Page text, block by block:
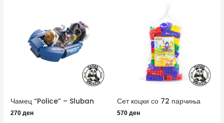
Чамец “Police” – Sluban
270ден
Сет коцки со 72 парчиња
570 ден